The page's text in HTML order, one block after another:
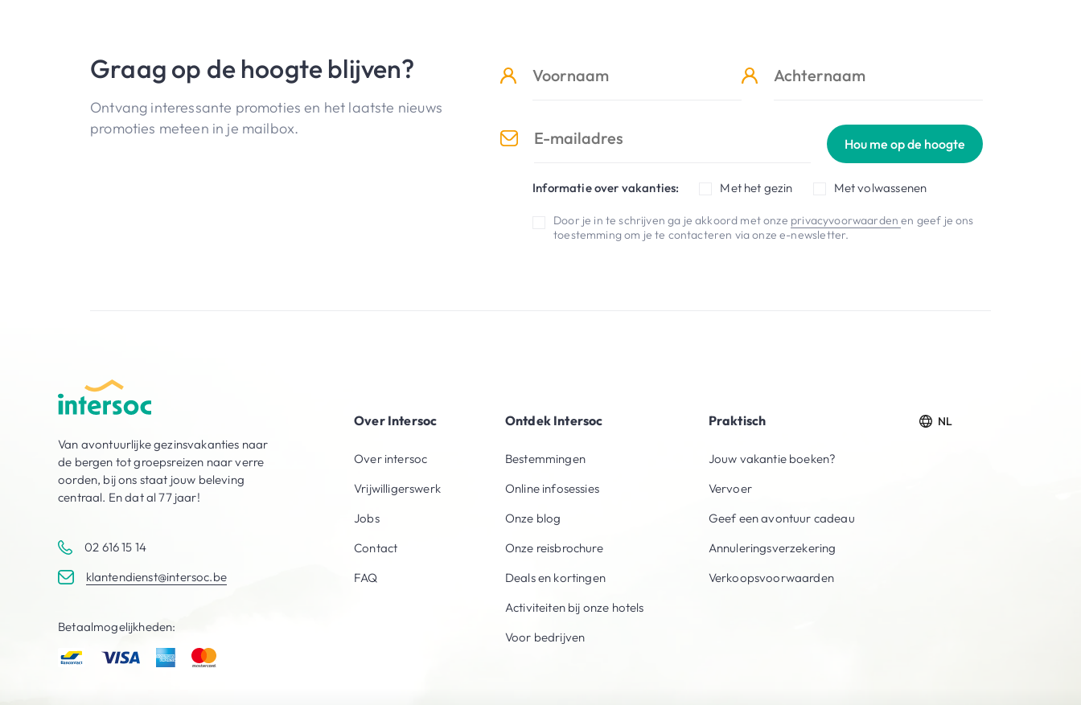
Graag op de hoogte blijven?
Ontvang interessante promoties en het laatste nieuws
promoties meteen in je mailbox.
Hou me op de hoogte
Informatie over vakanties: Met het gezin Met volwassenen
Door je in te schrijven ga je akkoord met onze privacyvoorwaardenen geef je ons
toestemming om je te contacteren via onze e-newsletter.
Van avontuurlijke gezinsvakanties naar
de bergen tot groepsreizen naar verre
oorden, bij ons staat jouw beleving
centraal. En dat al 77 jaar!
02 616 15 14
klantendienst@intersoc.be
Betaalmogelijkheden:
Over Intersoc
Over intersoc
Vrijwilligerswerk
Jobs
Contact
FAQ
Ontdek Intersoc
Bestemmingen
Online infosessies
Onze blog
Onze reisbrochure
Deals en kortingen
Activiteiten bij onze hotels
Voor bedrijven
Praktisch
Jouw vakantie boeken?
Vervoer
Geef een avontuur cadeau
Annuleringsverzekering
Verkoopsvoorwaarden
NL